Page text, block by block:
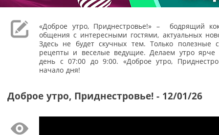
«Доброе утро, Приднестровье!» – бодрящий
общения с интересными гостями, актуальных
Здесь не будет скучных тем. Только полезные
рецепты и веселые ведущие. Делаем утро ярче
день с 07:00 до 9:00. «Доброе утро,
начало дня!
Доброе утро, Приднестровье! - 12/01/26